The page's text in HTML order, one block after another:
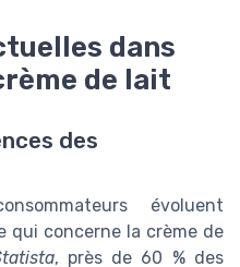
dans
de lait
des
évoluent
qui concerne la crème de
, près de 60 % des